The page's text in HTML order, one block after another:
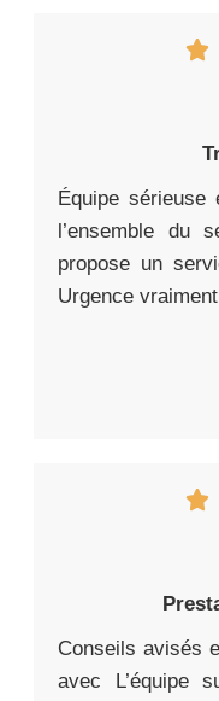
Équipe
l’ensemble du
propose un
Urgence
Conseils avisés
avec L’équipe